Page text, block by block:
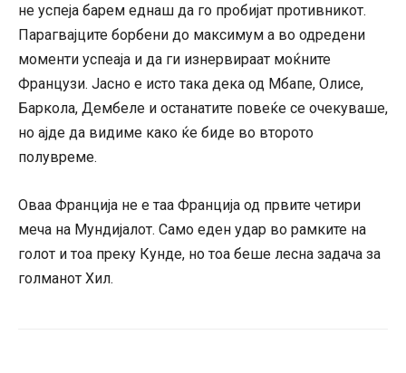
не успеја барем еднаш да го пробијат противникот.
Парагвајците борбени до максимум а во одредени
моменти успеаја и да ги изнервираат моќните
Французи. Јасно е исто така дека од Мбапе, Олисе,
Баркола, Дембеле и останатите повеќе се очекуваше,
но ајде да видиме како ќе биде во второто
полувреме.
Оваа Франција не е таа Франција од првите четири
меча на Мундијалот. Само еден удар во рамките на
голот и тоа преку Кунде, но тоа беше лесна задача за
голманот Хил.